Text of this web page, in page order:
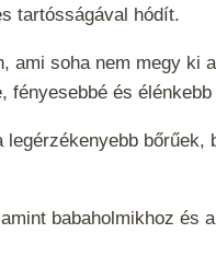
tartósságával hódít.
soha nem megy ki
fényesebbé és
babaholmikhoz és